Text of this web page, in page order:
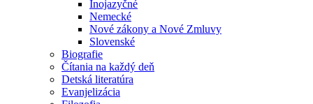
Inojazyčné
Nemecké
Nové zákony a Nové Zmluvy
Slovenské
Biografie
Čítania na každý deň
Detská literatúra
Evanjelizácia